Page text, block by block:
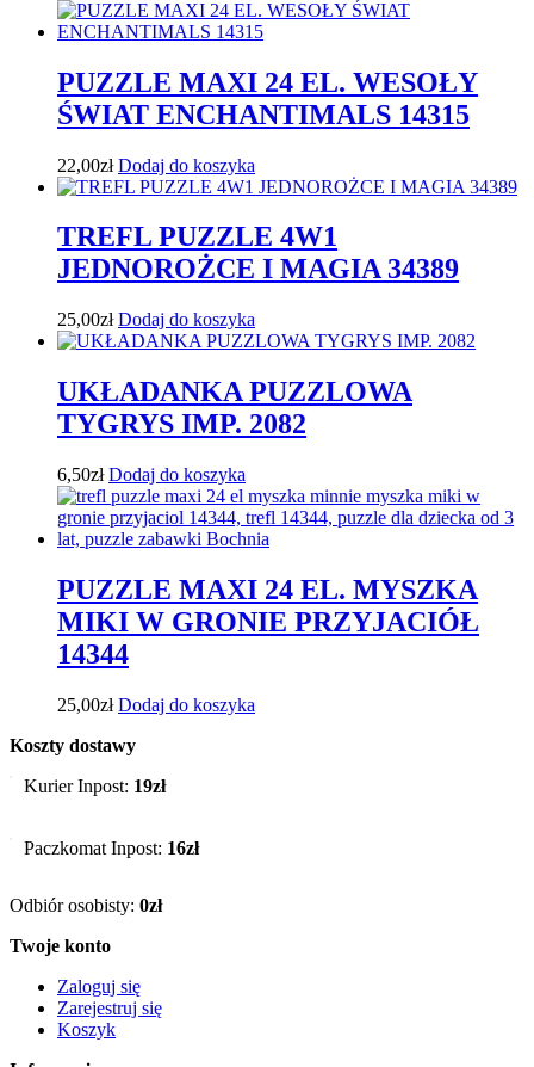
PUZZLE MAXI 24 EL. WESOŁY
ŚWIAT ENCHANTIMALS 14315
22,00zł Dodaj do koszyka
TREFL PUZZLE 4W1
JEDNOROŻCE I MAGIA 34389
25,00zł Dodaj do koszyka
UKŁADANKA PUZZLOWA
TYGRYS IMP. 2082
6,50zł Dodaj do koszyka
PUZZLE MAXI 24 EL. MYSZKA
MIKI W GRONIE PRZYJACIÓŁ
14344
25,00zł Dodaj do koszyka
Koszty dostawy
Kurier Inpost: 19zł
Paczkomat Inpost: 16zł
Odbiór osobisty: 0zł
Twoje konto
Zaloguj się
Zarejestruj się
Koszyk